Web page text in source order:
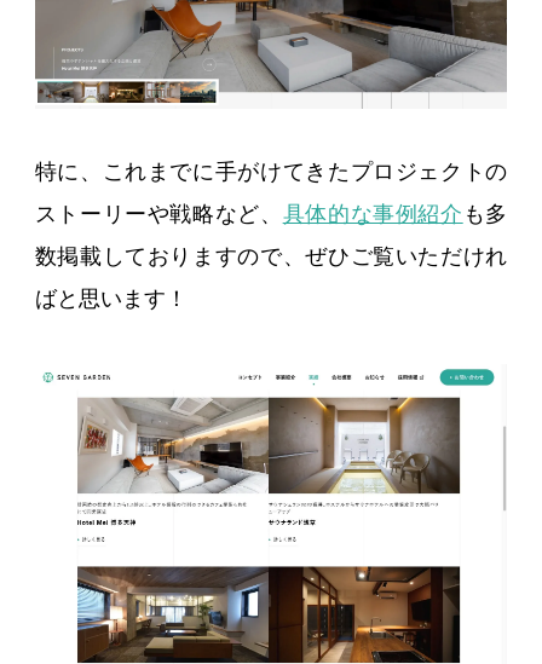
特に、これまでに手がけてきたプロジェクトの
ストーリーや戦略など、 具体的な事例紹介も多
数掲載しておりますので、ぜひご覧いただけれ
ばと思います！